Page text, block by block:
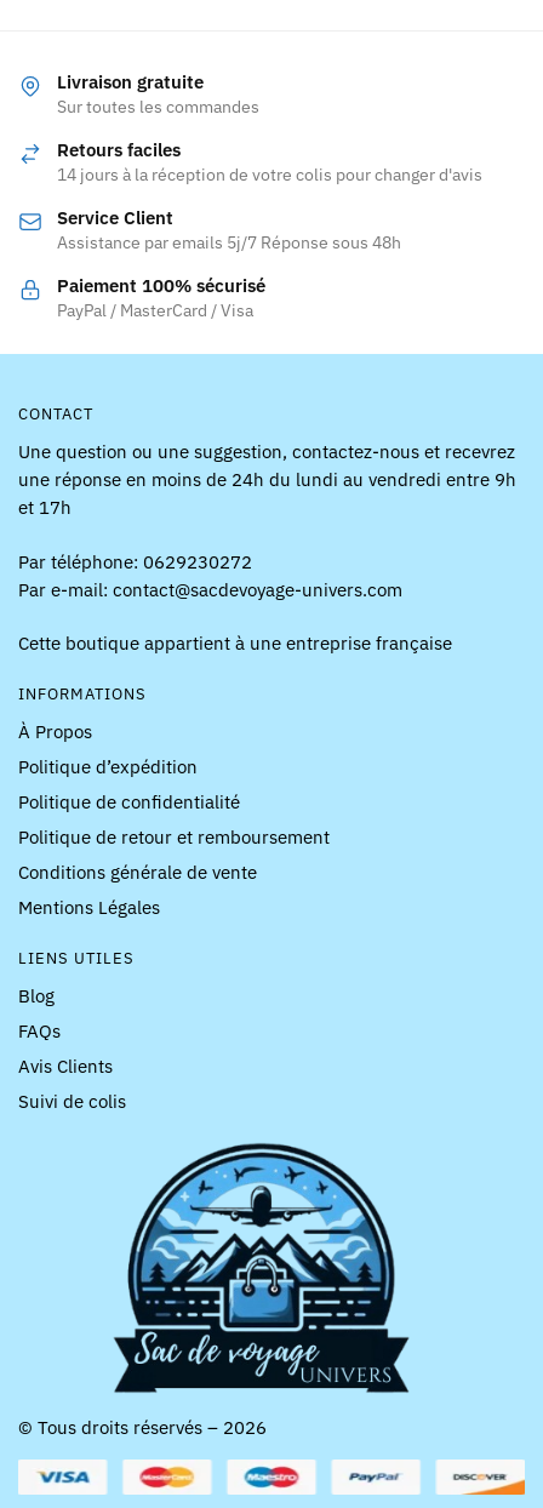
variations.
Les
peuvent
choisies
sur
la
page
être
sur
Livraison gratuite
Sur toutes les commandes
Retours faciles
14 jours à la réception de votre colis pour changer d'avis
Service Client
Assistance par emails 5j/7 Réponse sous 48h
Paiement 100% sécurisé
PayPal / MasterCard / Visa
CONTACT
Une question ou une suggestion, contactez-nous et recevrez
une réponse en moins de 24h du lundi au vendredi entre 9h
et 17h
Par téléphone: 0629230272
Par e-mail: contact@sacdevoyage-univers.com
Cette boutique appartient à une entreprise française
INFORMATIONS
À Propos
Politique d’expédition
Politique de confidentialité
Politique de retour et remboursement
Conditions générale de vente
Mentions Légales
LIENS UTILES
Blog
FAQs
Avis Clients
Suivi de colis
© Tous droits réservés – 2026